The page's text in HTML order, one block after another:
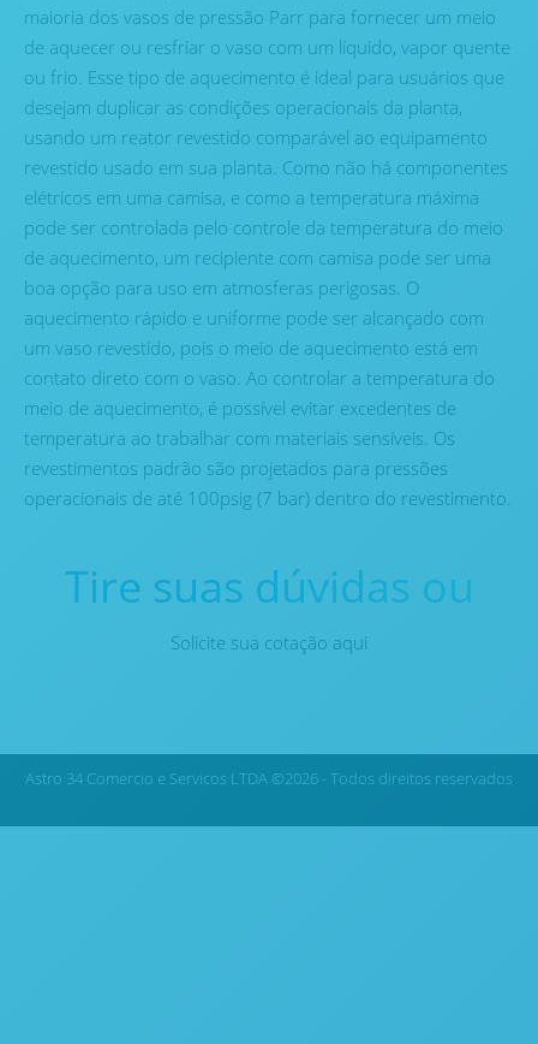
maioria dos vasos de pressão Parr para fornecer um meio
de aquecer ou resfriar o vaso com um líquido, vapor quente
ou frio. Esse tipo de aquecimento é ideal para usuários que
desejam duplicar as condições operacionais da planta,
usando um reator revestido comparável ao equipamento
revestido usado em sua planta. Como não há componentes
elétricos em uma camisa, e como a temperatura máxima
pode ser controlada pelo controle da temperatura do meio
de aquecimento, um recipiente com camisa pode ser uma
boa opção para uso em atmosferas perigosas. O
aquecimento rápido e uniforme pode ser alcançado com
um vaso revestido, pois o meio de aquecimento está em
contato direto com o vaso. Ao controlar a temperatura do
meio de aquecimento, é possível evitar excedentes de
temperatura ao trabalhar com materiais sensíveis. Os
revestimentos padrão são projetados para pressões
operacionais de até 100psig (7 bar) dentro do revestimento.
Tire suas dúvidas ou
Solicite sua cotação aqui
Astro 34 Comercio e Servicos LTDA ©2026 - Todos direitos reservados